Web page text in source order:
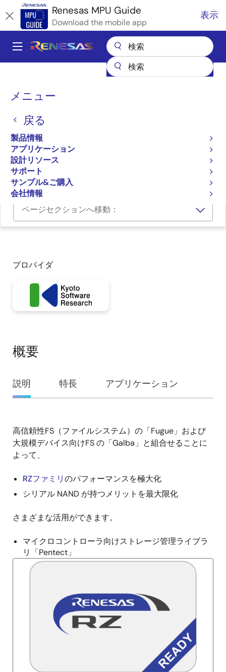
イ
ン
Renesas MPU Guide
Download the mobile app
表示
Main
メニュー
戻る
製品情報
アプリケーション
設計リソース
サポート
サンプル&ご購入
会社情報
パ
く
ず
マイクロコントローラとマイクロプロセッサ
株式会社京都ソフトウェアリサーチ Fugue・Galba・ Pentect
株式会社京都ソフトウェア
リサーチ Fugue・Galba・
Pentect
ページセクションへ移動：
プロバイダ
概要
概
要
説明 特長 アプリケーション
説
明
高信頼性FS（ファイルシステム）の「Fugue」および
大規模デバイス向けFS の「Galba」と組合せることに
よって、
RZファミリのパフォーマンスを極大化
シリアル NAND が持つメリットを最大限化
さまざまな活用ができます。
マイクロコントローラ向けストレージ管理ライブラ
リ「Pentect」